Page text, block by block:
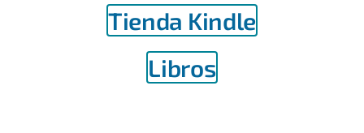
Tienda Kindle
Libros